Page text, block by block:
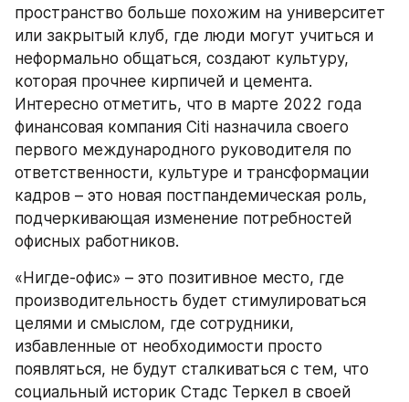
пространство больше похожим на университет
или закрытый клуб, где люди могут учиться и
неформально общаться, создают культуру,
которая прочнее кирпичей и цемента.
Интересно отметить, что в марте 2022 года
финансовая компания Citi назначила своего
первого международного руководителя по
ответственности, культуре и трансформации
кадров – это новая постпандемическая роль,
подчеркивающая изменение потребностей
офисных работников.
«Нигде-офис» – это позитивное место, где
производительность будет стимулироваться
целями и смыслом, где сотрудники,
избавленные от необходимости просто
появляться, не будут сталкиваться с тем, что
социальный историк Стадс Теркел в своей